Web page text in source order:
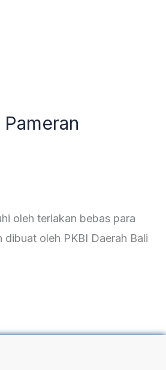
oleh teriakan bebas para
oleh PKBI Daerah Bali